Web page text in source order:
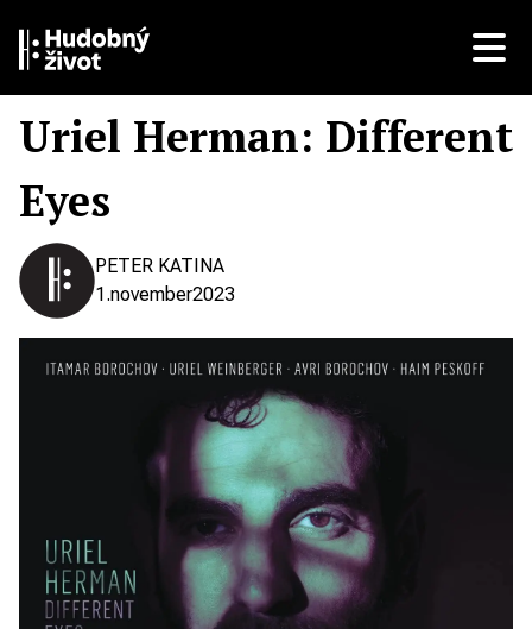
Uriel Herman: Different
Eyes
PETER KATINA
1.november2023